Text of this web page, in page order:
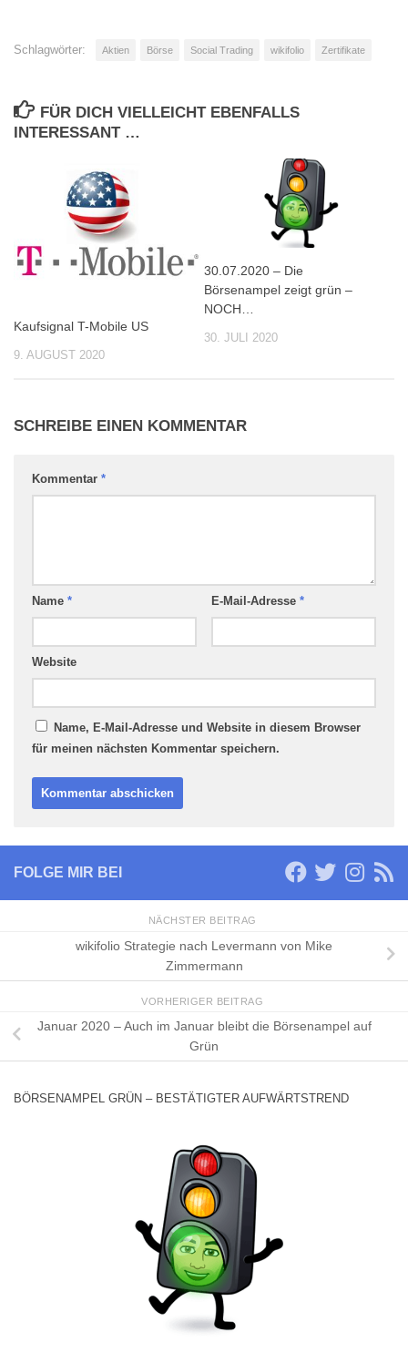
Schlagwörter: Aktien Börse Social Trading wikifolio Zertifikate
FÜR DICH VIELLEICHT EBENFALLS
INTERESSANT …
Kaufsignal T-Mobile US
9. AUGUST 2020
30.07.2020 – Die
Börsenampel zeigt grün –
NOCH…
30. JULI 2020
SCHREIBE EINEN KOMMENTAR
Kommentar *
Name * E-Mail-Adresse *
Website
Name, E-Mail-Adresse und Website in diesem Browser
für meinen nächsten Kommentar speichern.
FOLGE MIR BEI
NÄCHSTER BEITRAG
wikifolio Strategie nach Levermann von Mike
Zimmermann
VORHERIGER BEITRAG
Januar 2020 – Auch im Januar bleibt die Börsenampel auf
Grün
BÖRSENAMPEL GRÜN – BESTÄTIGTER AUFWÄRTSTREND